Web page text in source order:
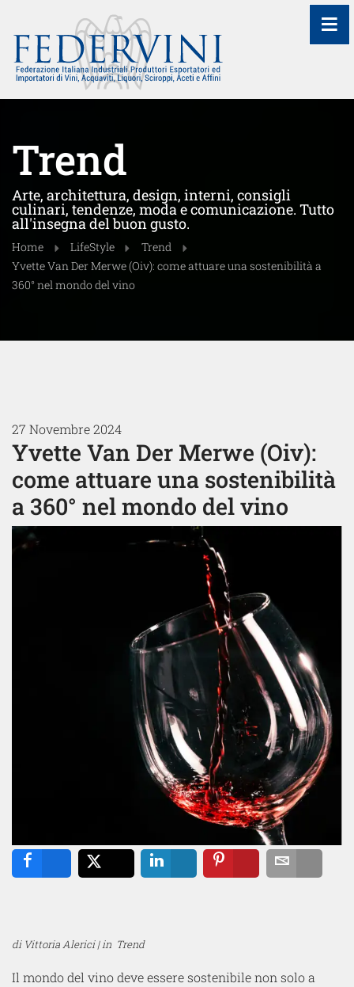
Trend
Arte, architettura, design, interni, consigli
culinari, tendenze, moda e comunicazione. Tutto
all'insegna del buon gusto.
Home LifeStyle
Trend
Yvette Van Der Merwe (Oiv): come attuare una sostenibilità a
360° nel mondo del vino
27 Novembre 2024
Yvette Van Der Merwe (Oiv):
come attuare una sostenibilità
a 360° nel mondo del vino
di Vittoria Alerici | in Trend
Il mondo del vino deve essere sostenibile non solo a
≡